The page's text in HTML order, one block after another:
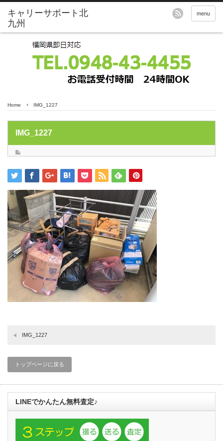
menu
Home IMG_1227
IMG_1227
IMG_1227
トップページに戻る
LINEでかんたん無料査定♪